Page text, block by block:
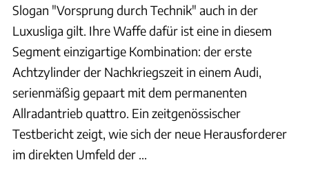
Slogan "Vorsprung durch Technik" auch in der
Luxusliga gilt. Ihre Waffe dafür ist eine in diesem
Segment einzigartige Kombination: der erste
Achtzylinder der Nachkriegszeit in einem Audi,
serienmäßig gepaart mit dem permanenten
Allradantrieb quattro. Ein zeitgenössischer
Testbericht zeigt, wie sich der neue Herausforderer
im direkten Umfeld der ...